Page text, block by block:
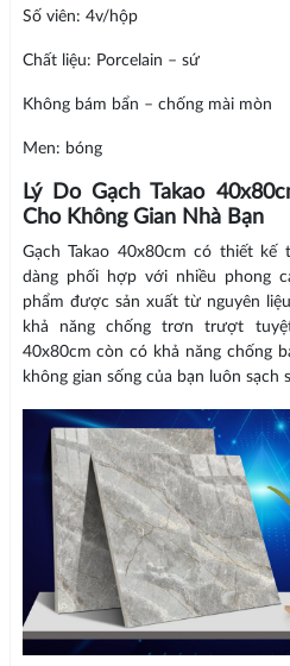
Số viên: 4v/hộp
Chất liệu: Porcelain – sứ
Không bám bẩn – chống mài mòn
Men: bóng
Lý Do Gạch Takao
Cho Không Gian Nhà Bạn
Gạch Takao 40x80cm có thiết kế
dàng phối hợp với nhiều phong
phẩm được sản xuất từ nguyên
khả năng chống trơn trượt
40x80cm còn có khả năng chống
không gian sống của bạn luôn sạch